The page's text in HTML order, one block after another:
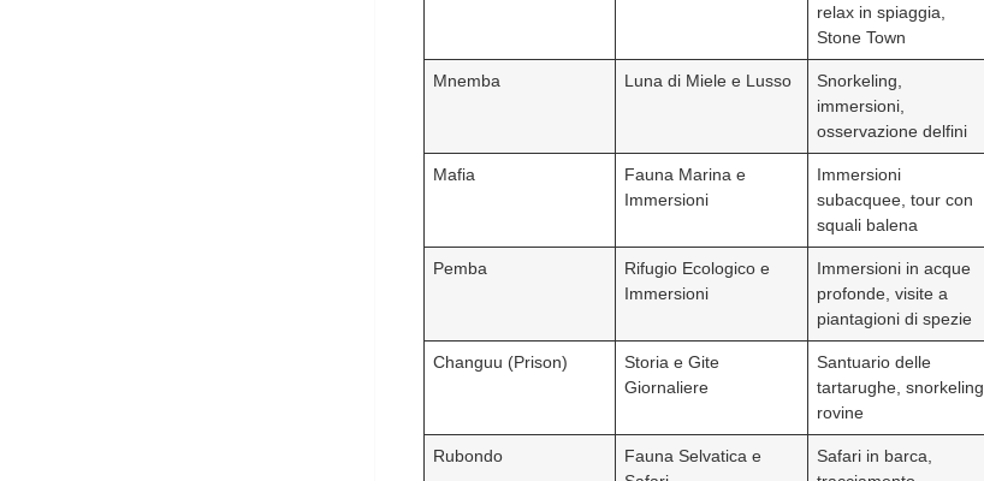
relax in spiaggia,
Stone Town
Mnemba Luna di Miele e Lusso
Snorkeling,
immersioni,
osservazione delfini
Mafia
Fauna Marina e
Immersioni
Immersioni
subacquee, tour con
squali balena
Pemba
Rifugio Ecologico e
Immersioni
Immersioni in acque
profonde, visite a
piantagioni di spezie
Changuu (Prison)
Storia e Gite
Giornaliere
Santuario delle
tartarughe, snorkeling,
rovine
Rubondo
Fauna Selvatica e
Safari in barca,